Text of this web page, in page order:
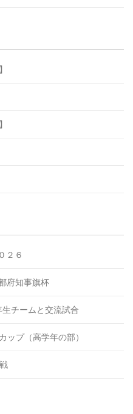
２６
府知事旗杯
生チームと交流試合
ップ（高学年の部）